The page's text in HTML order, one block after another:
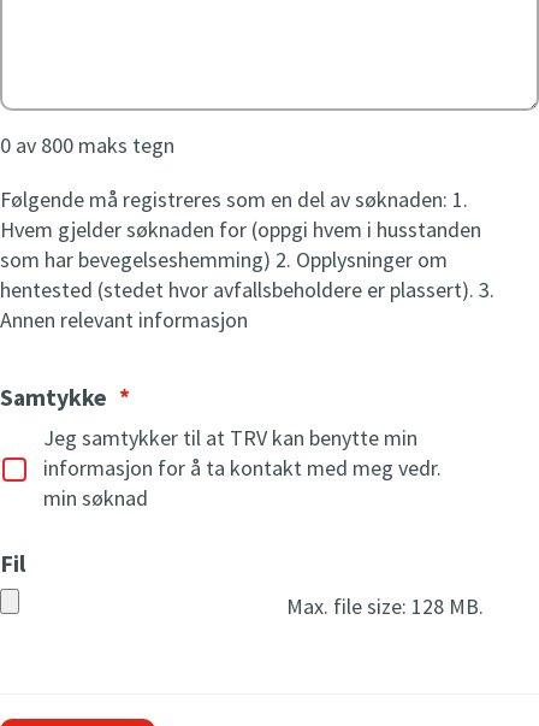
0 av 800 maks tegn
Følgende må registreres som en del av søknaden: 1.
Hvem gjelder søknaden for (oppgi hvem i husstanden
som har bevegelseshemming) 2. Opplysninger om
hentested (stedet hvor avfallsbeholdere er plassert). 3.
Annen relevant informasjon
Samtykke *
Jeg samtykker til at TRV kan benytte min
informasjon for å ta kontakt med meg vedr.
min søknad
Fil
Max. file size: 128 MB.